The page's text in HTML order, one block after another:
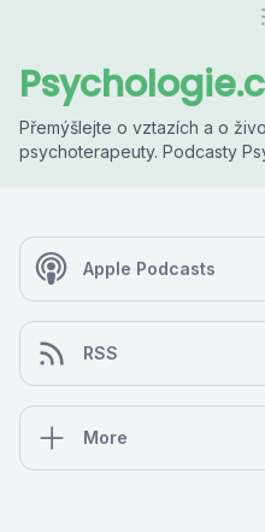
Přemýšlejte o vztazích a o
psychoterapeuty. Podcasty
Apple Podcasts
RSS
More